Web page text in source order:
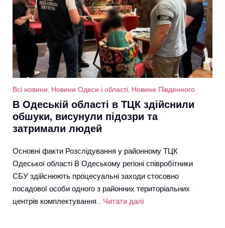
Всі новини, Новини Одеси і області, Новини Південного
В Одеській області в ТЦК здійснили
обшуки, висунули підозри та
затримали людей
Основні факти Розслідування у районному ТЦК
Одеської області В Одеському регіоні співробітники
СБУ здійснюють процесуальні заходи стосовно
посадової особи одного з районних територіальних
центрів комплектування… Читати далі